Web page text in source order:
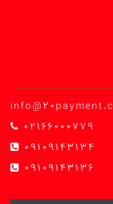
02166000779
09109143134
09109143136